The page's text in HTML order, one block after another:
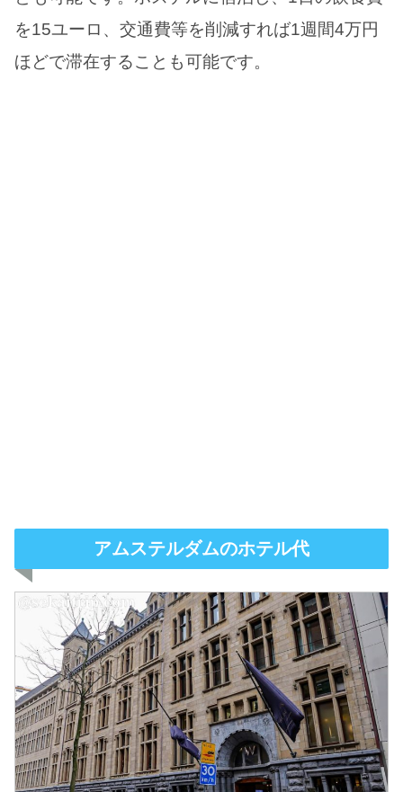
を15ユーロ、交通費等を削減すれば1週間4万円
ほどで滞在することも可能です。
アムステルダムのホテル代